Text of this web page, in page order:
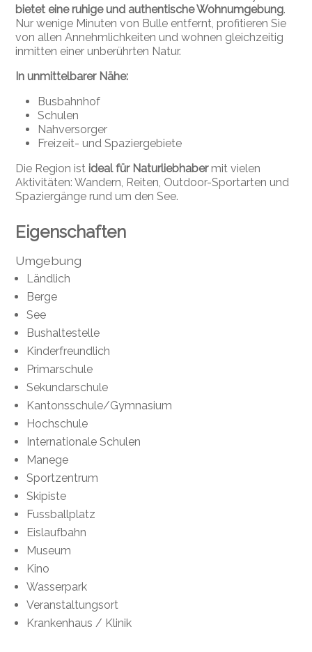
bietet eine ruhige und authentische Wohnumgebung.
Nur wenige Minuten von Bulle entfernt, profitieren Sie
von allen Annehmlichkeiten und wohnen gleichzeitig
inmitten einer unberührten Natur.
In unmittelbarer Nähe:
Busbahnhof
Schulen
Nahversorger
Freizeit- und Spaziergebiete
Die Region ist ideal für Naturliebhabermit vielen
Aktivitäten: Wandern, Reiten, Outdoor-Sportarten und
Spaziergänge rund um den See.
Eigenschaften
Umgebung
Ländlich
Berge
See
Bushaltestelle
Kinderfreundlich
Primarschule
Sekundarschule
Kantonsschule/Gymnasium
Hochschule
Internationale Schulen
Manege
Sportzentrum
Skipiste
Fussballplatz
Eislaufbahn
Museum
Kino
Wasserpark
Veranstaltungsort
Krankenhaus / Klinik